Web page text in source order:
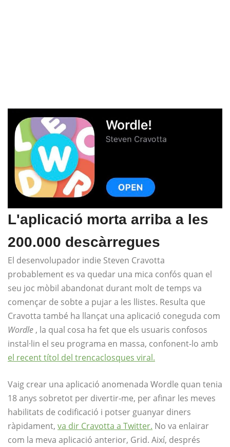
L'aplicació morta arriba a les
200.000 descàrregues
El desenvolupador indie Steven Cravotta
probablement es va quedar una mica confós quan el
seu joc mòbil abandonat durant molt de temps va
començar de sobte a pujar a les llistes. Resulta que
Cravotta també ha llançat una aplicació coneguda com
Wordle , la qual cosa ha fet que els usuaris confosos
instal·lin el seu programa en massa, confonent-lo amb
el recent títol del trencaclosques viral.
Vaig crear una aplicació anomenada Wordle quan tenia
18 anys sobretot per divertir-me, per afinar les meves
habilitats de codificació i potser guanyar diners
ràpidament, va dir Cravotta a Twitter. No va enlairar
com la meva aplicació anterior, Grid. Així, després